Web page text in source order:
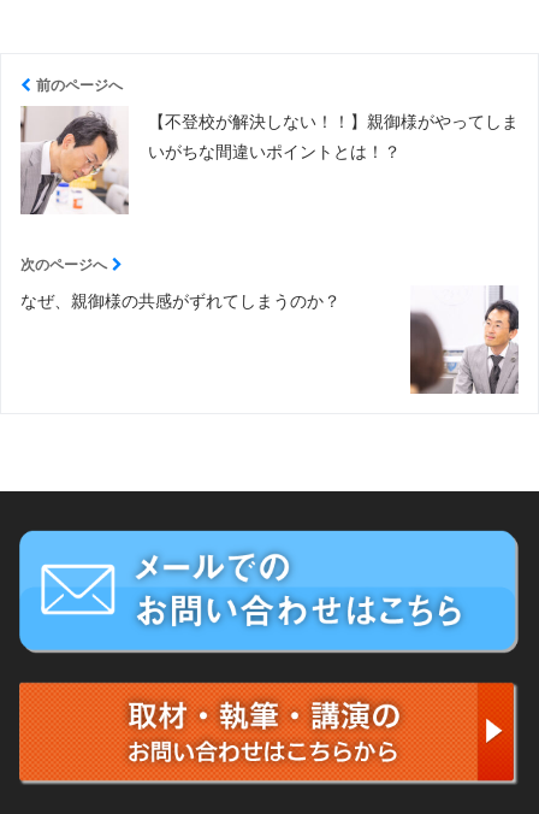
前のページへ
【不登校が解決しない！！】親御様がやってしま
いがちな間違いポイントとは！？
次のページへ
なぜ、親御様の共感がずれてしまうのか？